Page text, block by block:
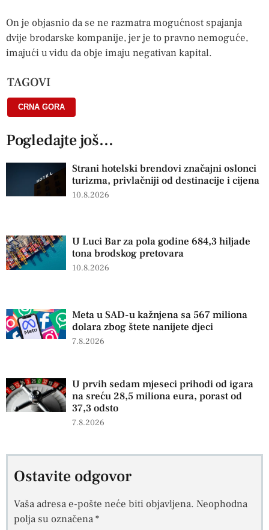
On je objasnio da se ne razmatra mogućnost spajanja
dvije brodarske kompanije, jer je to pravno nemoguće,
imajući u vidu da obje imaju negativan kapital.
TAGOVI
CRNA GORA
Pogledajte još...
Strani hotelski brendovi značajni oslonci
turizma, privlačniji od destinacije i cijena
10.8.2026
U Luci Bar za pola godine 684,3 hiljade
tona brodskog pretovara
10.8.2026
Meta u SAD-u kažnjena sa 567 miliona
dolara zbog štete nanijete djeci
7.8.2026
U prvih sedam mjeseci prihodi od igara
na sreću 28,5 miliona eura, porast od
37,3 odsto
7.8.2026
Ostavite odgovor
Vaša adresa e-pošte neće biti objavljena. Neophodna
polja su označena*